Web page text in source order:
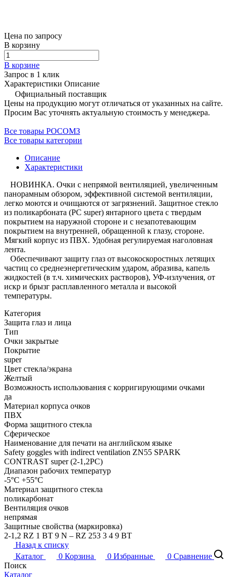
Цена по запросу
В корзину
В корзине
Запрос в 1 клик
Характеристики Описание
Официальный поставщик
Цены на продукцию могут отличаться от указанных на сайте.
Просим Вас уточнять актуальную стоимость у менеджера.
Все товары РОСОМЗ
Все товары категории
Описание
Характеристики
НОВИНКА. Очки с непрямой вентиляцией, увеличенным
панорамным обзором, эффективной системой вентиляции,
легко моются и очищаются от загрязнений. Защитное стекло
из поликарбоната (РС super) янтарного цвета с твердым
покрытием на наружной стороне и с незапотевающим
покрытием на внутренней, обращенной к глазу, стороне.
Мягкий корпус из ПВХ. Удобная регулируемая наголовная
лента.
Обеспечивают защиту глаз от высокоскоростных летящих
частиц со среднеэнергетическим ударом, абразива, капель
жидкостей (в т.ч. химических растворов), УФ-излучения, от
искр и брызг расплавленного металла и высокой
температуры.
Категория
Защита глаз и лица
Тип
Очки закрытые
Покрытие
super
Цвет стекла/экрана
Желтый
Возможность использования с корригирующими очками
да
Материал корпуса очков
ПВХ
Форма защитного стекла
Сферическое
Наименование для печати на английском языке
Safety goggles with indirect ventilation ZN55 SPARK
CONTRAST super (2-1,2PC)
Диапазон рабочих температур
-5°C +55°C
Материал защитного стекла
поликарбонат
Вентиляция очков
непрямая
Защитные свойства (маркировка)
2-1,2 RZ 1 BТ 9 N – RZ 253 3 4 9 BT
Назад к списку
Каталог
0 Корзина 0 Избранные 0 Сравнение
Поиск
Каталог